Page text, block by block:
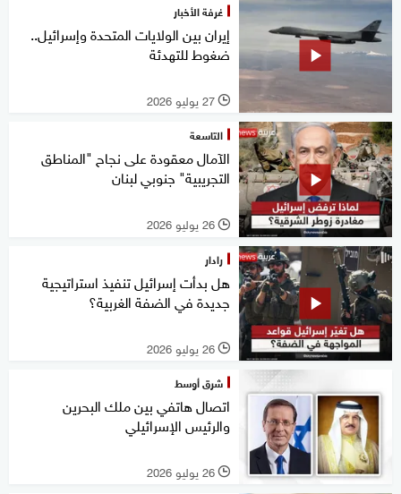
غرفة الأخبار
إيران بين الولايات المتحدة وإسرائيل..
ضغوط للتهدئة
l 27 يوليو 2026
التاسعة
الآمال معقودة على نجاح "المناطق
التجريبية" جنوبي لبنان
l 26 يوليو 2026
رادار
هل بدأت إسرائيل تنفيذ استراتيجية
جديدة في الضفة الغربية؟
l 26 يوليو 2026
شرق أوسط
اتصال هاتفي بين ملك البحرين
والرئيس الإسرائيلي
l 26 يوليو 2026